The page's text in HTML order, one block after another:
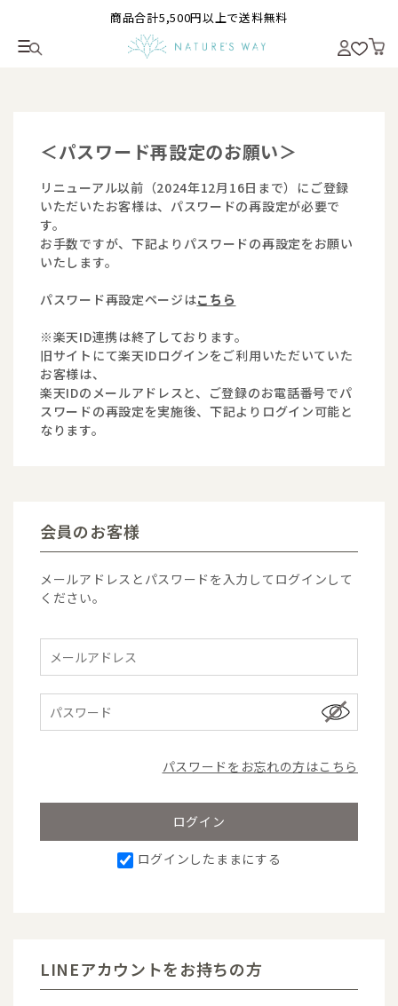
商品合計5,500円以上で送料無料
＜パスワード再設定のお願い＞
リニューアル以前（2024年12月16日まで）にご登録
いただいたお客様は、パスワードの再設定が必要で
す。
お手数ですが、下記よりパスワードの再設定をお願い
いたします。
パスワード再設定ページはこちら
※楽天ID連携は終了しております。
旧サイトにて楽天IDログインをご利用いただいていた
お客様は、
楽天IDのメールアドレスと、ご登録のお電話番号でパ
スワードの再設定を実施後、下記よりログイン可能と
なります。
会員のお客様
メールアドレスとパスワードを入力してログインして
ください。
ログインしたままにする
パスワードをお忘れの方はこちら
LINEアカウントをお持ちの方